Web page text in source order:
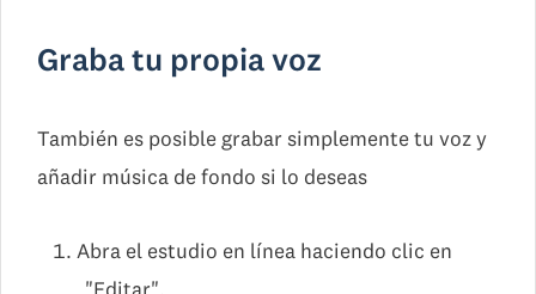
Graba tu propia voz
También es posible grabar simplemente tu voz y
añadir música de fondo si lo deseas
Abra el estudio en línea haciendo clic en